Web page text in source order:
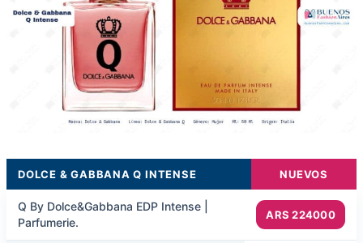
DOLCE & GABBANA Q INTENSE NUEVOS
Q By Dolce&Gabbana EDP Intense |
Parfumerie.
ARS 224000